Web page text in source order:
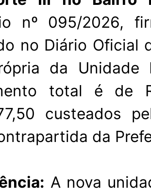
nº 095/2026,
no Diário Oficial
da Unidade
total é de
custeados
da
A nova